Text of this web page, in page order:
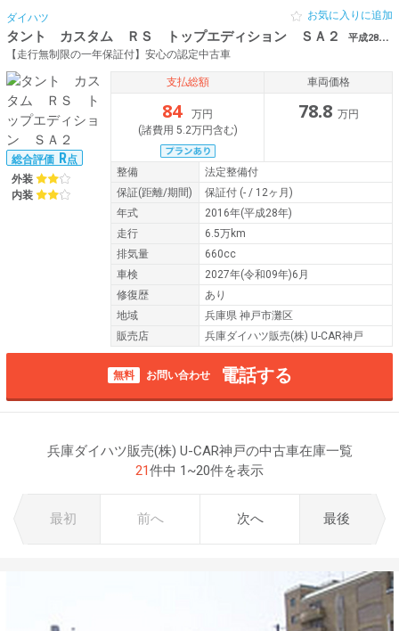
ダイハツ
タント カスタム ＲＳ トップエディション ＳＡ２ 平成28年（2016年） 6.5万km 兵庫県神戸市灘区 ターボ １オーナー
【走行無制限の一年保証付】安心の認定中古車
お気に入りに追加
総合評価 R点
外装
内装
支払総額
84
万円
(諸費用 5.2万円含む)
車両価格
78.8 万円
整備
法定整備付
保証(距離/期間) 保証付 (- / 12ヶ月)
年式
2016年(平成28年)
走行
6.5万km
排気量
660cc
車検
2027年(令和09年)6月
修復歴
あり
地域
兵庫県 神戸市灘区
販売店
兵庫ダイハツ販売(株) U-CAR神戸
無料 お問い合わせ 電話する
兵庫ダイハツ販売(株) U-CAR神戸の中古車在庫一覧
21件中 1~20件を表示
最初 前へ 次へ 最後